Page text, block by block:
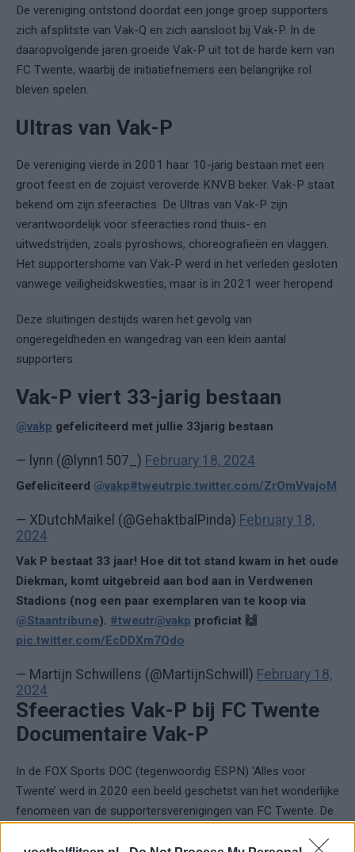
De vereniging ontstond doordat een jonge groep supporters
zich afsplitste van Vak-Q en zich aansloot bij Vak-P. In de
daaropvolgende jaren groeide Vak-P uit tot de harde kern van
FC Twente, waarbij de initiatiefnemers een belangrijke rol
bleven spelen.
Ultras van Vak-P
De vereniging vierde in 2001 haar 10-jarig bestaan met een
groot feest en de zojuist veroverde KNVB beker. Vak-P staat
bekend om zijn sfeeracties. De Ultras van Vak-P zijn
verantwoordelijk voor sfeeracties rond thuis- en
uitwedstrijden, zoals pyroshows, choreografieën en vlaggen.
Het supportershome van Vak-P werd in het verleden gesloten
vanwege veiligheidskwesties, maar is in 2021 weer heropend
Deze sluitingen destijds waren het gevolg van
ongeregeldheden en wangedrag van een klein aantal
supporters.
Vak-P viert 33-jarig bestaan
@vakp gefeliciteerd met jullie 33jarig bestaan
— lynn (@lynn1507_) February 18, 2024
Gefeliciteerd @vakp#tweutrpic.twitter.com/ZrOmVvajoM
— XDutchMaikel (@GehaktbalPinda) February 18,
2024
Vak P bestaat 33 jaar! Hoe dit tot stand kwam in het oude
Diekman, komt uitgebreid aan bod aan in Verdwenen
Stadions (nog een paar exemplaren van te koop via
@Staantribune). #tweutr@vakp proficiat 🙌
pic.twitter.com/EcDDXm7Qdo
— Martijn Schwillens (@MartijnSchwill) February 18,
2024
Sfeeracties Vak-P bij FC Twente
Documentaire Vak-P
In de FOX Sports DOC (tegenwoordig ESPN) ‘Alles voor
Twente’ werd in 2020 een beeld geschetst van het wonderlijke
fenomeen van de supportersverenigingen van FC Twente. De